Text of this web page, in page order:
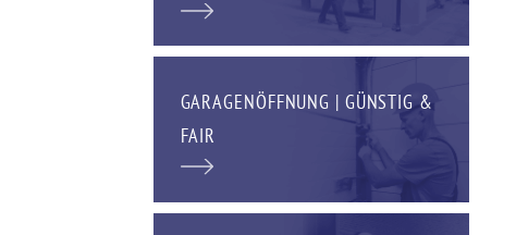
GARAGENÖFFNUNG | GÜNSTIG &
FAIR